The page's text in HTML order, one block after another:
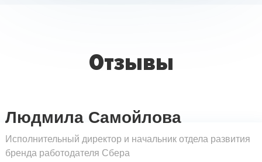
Отзывы
Людмила Самойлова
Исполнительный директор и начальник отдела развития
бренда работодателя Сбера